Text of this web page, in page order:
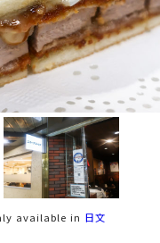
available in 日文